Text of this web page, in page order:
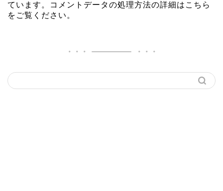
ています。
コメントデータの処理方法の詳細はこちら
をご覧ください 。